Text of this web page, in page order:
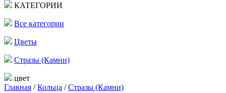
КАТЕГОРИИ
Все категории
Цветы
Стразы (Камни)
цвет
Главная /Кольца /Стразы (Камни)